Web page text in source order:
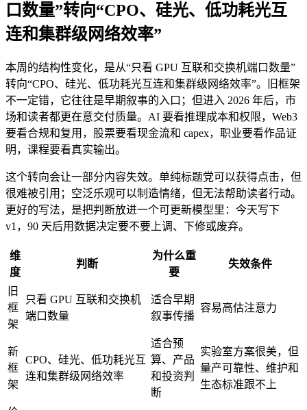
口数量”转向“CPO、硅光、低功耗光互
连和集群级网络效率”
本周的结构性变化，是从“只看 GPU 互联和交换机端口数量”
转向“CPO、硅光、低功耗光互连和集群级网络效率”。旧框架
不一定错，它往往是早期叙事的入口；但进入 2026 年后，市
场和读者都更在意交付质量。AI 要看推理成本和权限，Web3
要看合规和复用，股票要看现金流和 capex，职业要看作品证
明，课程要看真实输出。
这个转向会让一部分内容失效。单纯标题党可以获得点击，但
很难被引用；空泛乐观可以制造情绪，但无法帮助读者行动。
更好的写法，是把判断放进一个可更新模型里：今天写下
v1，90 天后用数据决定要不要上调、下修或废弃。
维
度
判断
为什么重
要
失效条件
旧
框
架
只看 GPU 互联和交换机
端口数量
适合早期
叙事传播
容易高估注意力
新
框
架
CPO、硅光、低功耗光互
连和集群级网络效率
适合预
算、产品
和投资判
断
实验室方案很美，但
量产可靠性、维护和
生态标准跟不上